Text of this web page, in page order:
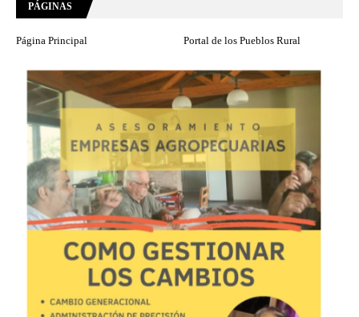
PÁGINAS
Página Principal Portal de los Pueblos Rural